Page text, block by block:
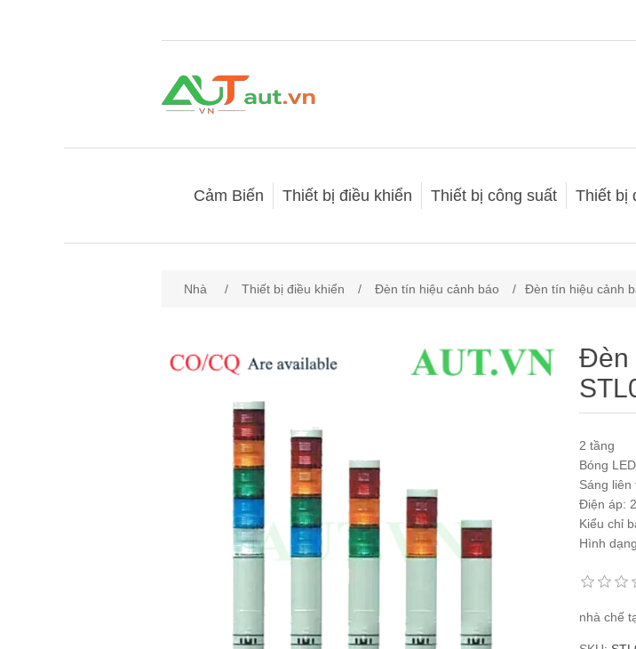
Cảm Biến Thiết bị điều khiển Thiết bị công suất Thiết bị
Nhà / Thiết bị điều khiển / Đèn tín hiệu cảnh báo / Đèn tín hiệu cảnh
Đèn
2 tầng
Bóng LED
Sáng liên
Điện áp:
Kiểu chỉ
Hình
nhà chế